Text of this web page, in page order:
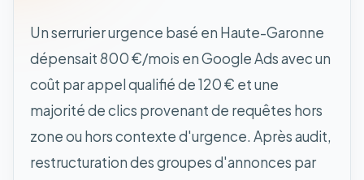
Un serrurier urgence basé en Haute-Garonne
dépensait 800 €/mois en Google Ads avec un
coût par appel qualifié de 120 € et une
majorité de clics provenant de requêtes hors
zone ou hors contexte d'urgence. Après audit,
restructuration des groupes d'annonces par